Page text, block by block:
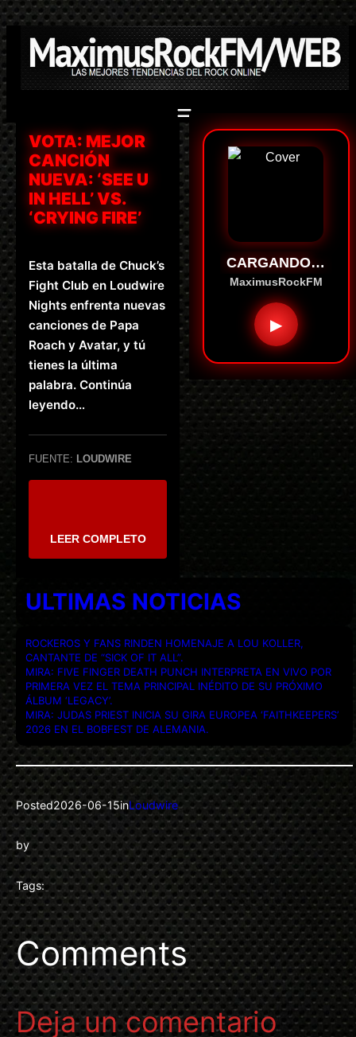
Saltar
al
contenido
VOTA: MEJOR
CANCIÓN
NUEVA: ‘SEE U
IN HELL’ VS.
‘CRYING FIRE’
Esta batalla de Chuck’s
Fight Club en Loudwire
Nights enfrenta nuevas
canciones de Papa
Roach y Avatar, y tú
tienes la última
palabra. Continúa
leyendo…
FUENTE: LOUDWIRE
LEER COMPLETO
CARGANDO…
MaximusRockFM
▶
ULTIMAS NOTICIAS
ROCKEROS Y FANS RINDEN HOMENAJE A LOU KOLLER,
CANTANTE DE “SICK OF IT ALL”.
MIRA: FIVE FINGER DEATH PUNCH INTERPRETA EN VIVO POR
PRIMERA VEZ EL TEMA PRINCIPAL INÉDITO DE SU PRÓXIMO
ÁLBUM ‘LEGACY’.
MIRA: JUDAS PRIEST INICIA SU GIRA EUROPEA ‘FAITHKEEPERS’
2026 EN EL BOBFEST DE ALEMANIA.
Posted2026-06-15inLoudwire
by
Tags:
Comments
Deja un comentario